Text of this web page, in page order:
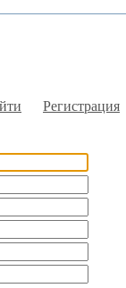
Регистрация